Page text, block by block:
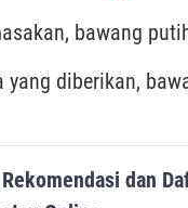
bawang
yang diberikan,
Rekomendasi dan